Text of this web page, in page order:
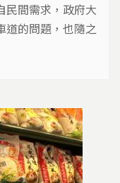
民間需求，政府大
道的問題，也隨之
現隱藏的危機。